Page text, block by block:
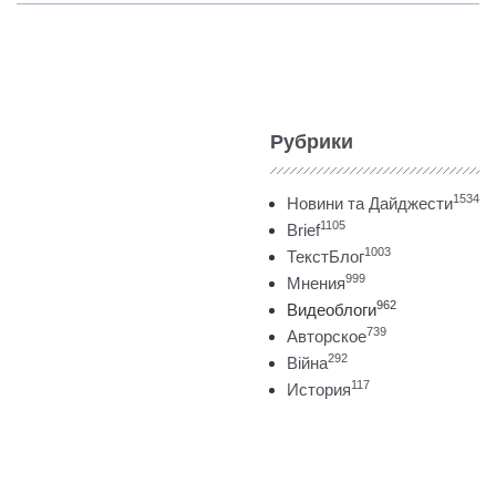
Рубрики
Новини та Дайджести1534
Brief1105
ТекстБлог1003
Мнения999
Видеоблоги962
Авторское739
Війна292
История117